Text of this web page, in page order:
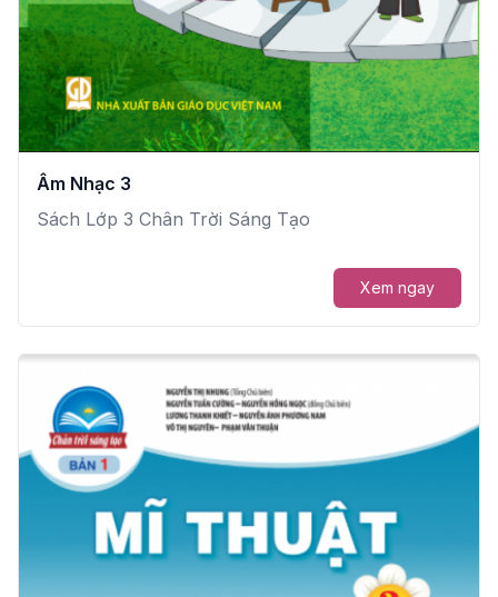
Âm Nhạc 3
Sách Lớp 3 Chân Trời Sáng Tạo
Xem ngay